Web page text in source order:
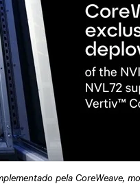
pela CoreWeave,